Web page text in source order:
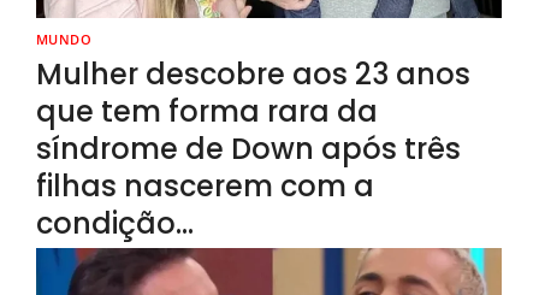
MUNDO
Mulher descobre aos 23 anos
que tem forma rara da
síndrome de Down após três
filhas nascerem com a
condição…